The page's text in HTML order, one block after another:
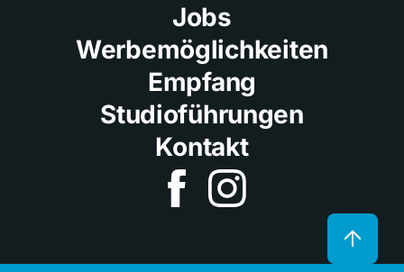
Jobs
Werbemöglichkeiten
Empfang
Studioführungen
Kontakt